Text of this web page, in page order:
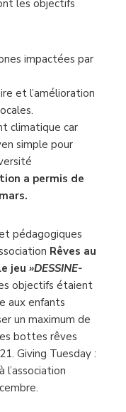
les objectifs
impactées par
et l’amélioration
climatique car
simple pour
a permis de
pédagogiques
Rêves au
jeu »DESSINE-
objectifs étaient
aux enfants
un maximum de
bottes rêves
Giving Tuesday :